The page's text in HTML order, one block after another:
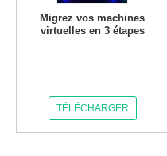
Migrez vos machines
virtuelles en 3 étapes
TÉLÉCHARGER